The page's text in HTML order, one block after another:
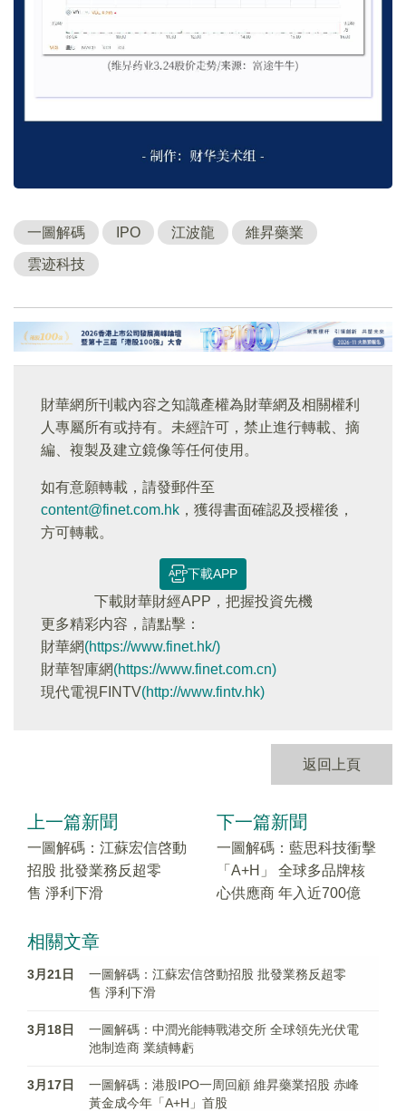
一圖解碼 IPO 江波龍 維昇藥業
雲迹科技
財華網所刊載內容之知識產權為財華網及相關權利
人專屬所有或持有。未經許可，禁止進行轉載、摘
編、複製及建立鏡像等任何使用。
如有意願轉載，請發郵件至
content@finet.com.hk ，獲得書面確認及授權後，
方可轉載。
下載APP
下載財華財經APP，把握投資先機
更多精彩内容，請點擊：
財華網(https://www.finet.hk/)
財華智庫網(https://www.finet.com.cn)
現代電視FINTV(http://www.fintv.hk)
返回上頁
上一篇新聞
一圖解碼：江蘇宏信啓動
招股 批發業務反超零
售 淨利下滑
下一篇新聞
一圖解碼：藍思科技衝擊
「A+H」 全球多品牌核
心供應商 年入近700億
相關文章
3月21日
一圖解碼：江蘇宏信啓動招股 批發業務反超零
售 淨利下滑
3月18日
一圖解碼：中潤光能轉戰港交所 全球領先光伏電
池制造商 業績轉虧
3月17日
一圖解碼：港股IPO一周回顧 維昇藥業招股 赤峰
黃金成今年「A+H」首股